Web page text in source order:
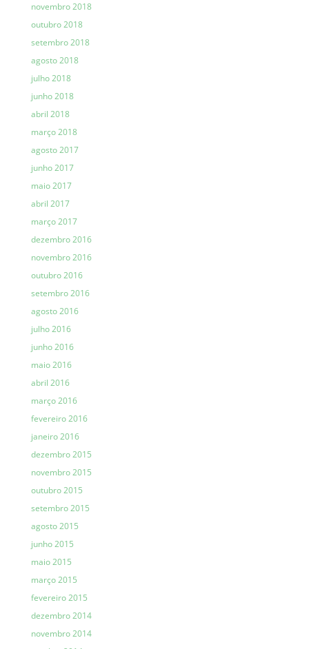
novembro 2018
outubro 2018
setembro 2018
agosto 2018
julho 2018
junho 2018
abril 2018
março 2018
agosto 2017
junho 2017
maio 2017
abril 2017
março 2017
dezembro 2016
novembro 2016
outubro 2016
setembro 2016
agosto 2016
julho 2016
junho 2016
maio 2016
abril 2016
março 2016
fevereiro 2016
janeiro 2016
dezembro 2015
novembro 2015
outubro 2015
setembro 2015
agosto 2015
junho 2015
maio 2015
março 2015
fevereiro 2015
dezembro 2014
novembro 2014